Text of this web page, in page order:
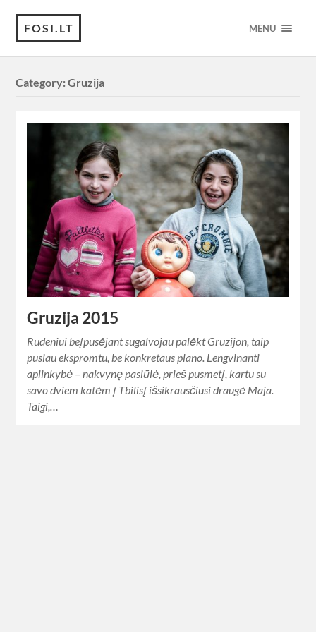
FOSI.LT MENU
Category:Gruzija
Gruzija 2015
Rudeniui beįpusėjant sugalvojau palėkt Gruzijon, taip
pusiau ekspromtu, be konkretaus plano. Lengvinanti
aplinkybė – nakvynę pasiūlė, prieš pusmetį, kartu su
savo dviem katėm į Tbilisį išsikrausčiusi draugė Maja.
Taigi,…